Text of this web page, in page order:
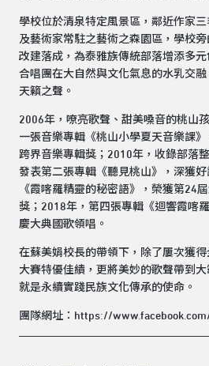
學校位於清泉特定風景區，鄰近作家
及藝術家常駐之藝術之森園區，學校
改建落成，為泰雅族傳統部落增添多
合唱團在大自然與文化氣息的水乳交
天籟之聲。
2006年，嘹亮歌聲、甜美嗓音的桃山
一張音樂專輯《桃山小學夏天音樂課
跨界音樂專輯獎；2010年，收錄部落
發表第二張專輯《聽見桃山》，深獲
《霞喀羅精靈的秘密語》，榮獲第24
獎；2018年，第四張專輯《迴響霞喀
慶大典國歌領唱。
在蘇美娟校長的帶領下，除了屢次獲
大賽特優佳績，更將美妙的歌聲帶到
就是永續實踐民族文化傳承的使命。
團隊網址： https://